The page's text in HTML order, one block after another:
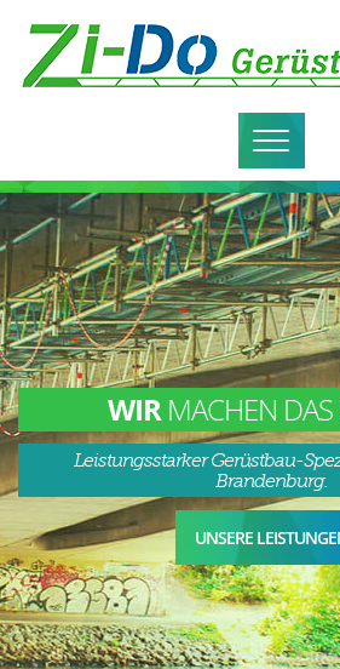
MENÜ
WIRMACHEN DAS
Leistungsstarker Gerüstbau-
Brandenburg.
UNSERE